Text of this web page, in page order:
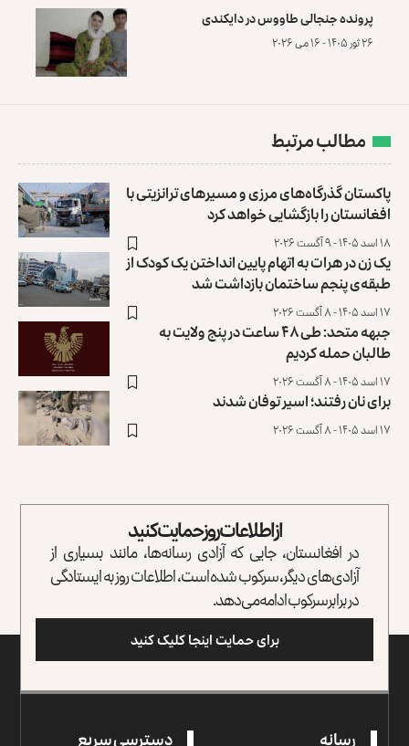
پرونده‌ جنجالی طاووس در دایکندی
۲۶ ثور ۱۴۰۵ - ۱۶ می ۲۰۲۶
مطالب مرتبط
پاکستان گذرگاه‌های مرزی و مسیرهای ترانزیتی با
افغانستان را بازگشایی خواهد کرد
۱۸ اسد ۱۴۰۵ - ۹ آگست ۲۰۲۶
یک زن در هرات به اتهام پایین انداختن یک کودک از
طبقه‌ی پنجم ساختمان بازداشت شد
۱۷ اسد ۱۴۰۵ - ۸ آگست ۲۰۲۶
جبهه متحد: طی ۴۸ ساعت در پنج ولایت به
طالبان حمله کردیم
۱۷ اسد ۱۴۰۵ - ۸ آگست ۲۰۲۶
برای نان رفتند؛ اسیر توفان شدند
۱۷ اسد ۱۴۰۵ - ۸ آگست ۲۰۲۶
از اطلاعات روز حمایت کنید
در افغانستان، جایی که آزادی رسانه‌ها، مانند بسیاری از
آزادی‌های دیگر، سرکوب شده است، اطلاعات روز به ایستادگی
در برابر سرکوب ادامه می‌دهد.
برای حمایت اینجا کلیک کنید
رسانه دسترسی سریع